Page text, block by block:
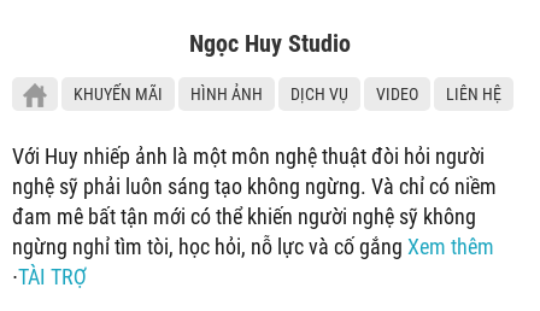
Ngọc Huy Studio
KHUYẾN MÃI HÌNH ẢNH DỊCH VỤ VIDEO LIÊN HỆ
Với Huy nhiếp ảnh là một môn nghệ thuật đòi hỏi người
nghệ sỹ phải luôn sáng tạo không ngừng. Và chỉ có niềm
đam mê bất tận mới có thể khiến người nghệ sỹ không
ngừng nghỉ tìm tòi, học hỏi, nỗ lực và cố gắng Xem thêm
∙TÀI TRỢ